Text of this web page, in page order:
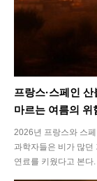
프랑스·스페인
마르는 여름의 위
2026년 프랑스와 스
과학자들은 비가 많던
연료를 키웠다고 본다.